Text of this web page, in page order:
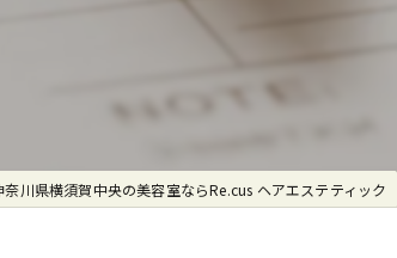
ダメージケア
トリートメント
奈川県横須賀中央の美容室ならRe.cus ヘアエステティック